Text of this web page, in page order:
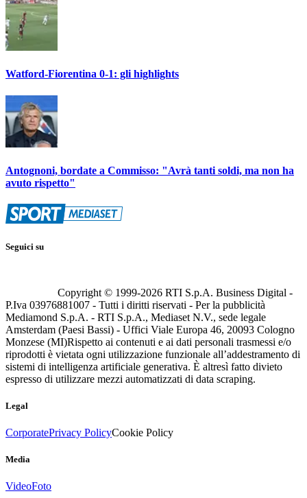
Watford-Fiorentina 0-1: gli highlights
Antognoni, bordate a Commisso: "Avrà tanti soldi, ma non ha
avuto rispetto"
Seguici su
Copyright © 1999-2026 RTI S.p.A. Business Digital -
P.Iva 03976881007 - Tutti i diritti riservati - Per la pubblicità
Mediamond S.p.A. - RTI S.p.A., Mediaset N.V., sede legale
Amsterdam (Paesi Bassi) - Uffici Viale Europa 46, 20093 Cologno
Monzese (MI)Rispetto ai contenuti e ai dati personali trasmessi e/o
riprodotti è vietata ogni utilizzazione funzionale all’addestramento di
sistemi di intelligenza artificiale generativa. È altresì fatto divieto
espresso di utilizzare mezzi automatizzati di data scraping.
Legal
CorporatePrivacy PolicyCookie Policy
Media
VideoFoto